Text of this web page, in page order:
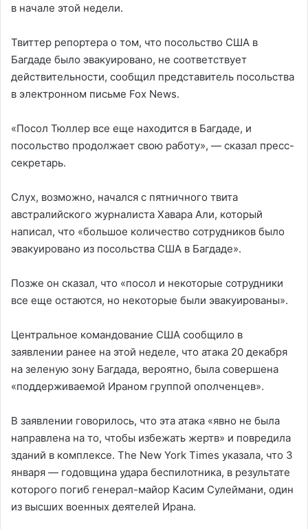
в начале этой недели.
Твиттер репортера о том, что посольство США в
Багдаде было эвакуировано, не соответствует
действительности, сообщил представитель посольства
в электронном письме Fox News.
«Посол Тюллер все еще находится в Багдаде, и
посольство продолжает свою работу», — сказал пресс-
секретарь.
Слух, возможно, начался с пятничного твита
австралийского журналиста Хавара Али, который
написал, что «большое количество сотрудников было
эвакуировано из посольства США в Багдаде».
Позже он сказал, что «посол и некоторые сотрудники
все еще остаются, но некоторые были эвакуированы».
Центральное командование США сообщило в
заявлении ранее на этой неделе, что атака 20 декабря
на зеленую зону Багдада, вероятно, была совершена
«поддерживаемой Ираном группой ополченцев».
В заявлении говорилось, что эта атака «явно не была
направлена на то, чтобы избежать жертв» и повредила
зданий в комплексе. The New York Times указала, что 3
января — годовщина удара беспилотника, в результате
которого погиб генерал-майор Касим Сулеймани, один
из высших военных деятелей Ирана.